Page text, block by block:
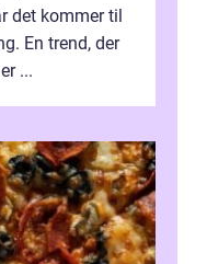
det kommer til
En trend, der
...